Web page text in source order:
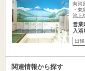
向河
・
池上
営業
入浴
日帰
関連情報から探す